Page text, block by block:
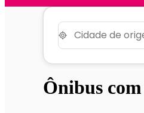
Ônibus